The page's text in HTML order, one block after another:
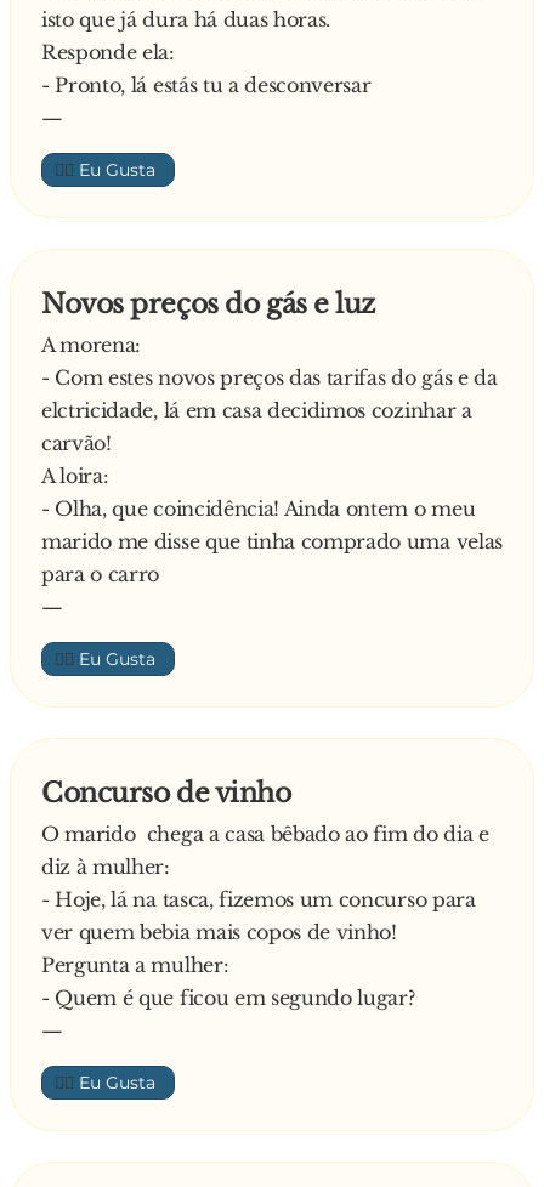
isto que já dura há duas horas.
Responde ela:
- Pronto, lá estás tu a desconversar
—
👍🏼
Novos preços do gás e luz
A morena:
- Com estes novos preços das tarifas do gás e da
elctricidade, lá em casa decidimos cozinhar a
carvão!
A loira:
- Olha, que coincidência! Ainda ontem o meu
marido me disse que tinha comprado uma velas
para o carro
—
👍🏼
Concurso de vinho
O marido chega a casa bêbado ao fim do dia e
diz à mulher:
- Hoje, lá na tasca, fizemos um concurso para
ver quem bebia mais copos de vinho!
Pergunta a mulher:
- Quem é que ficou em segundo lugar?
—
👍🏼